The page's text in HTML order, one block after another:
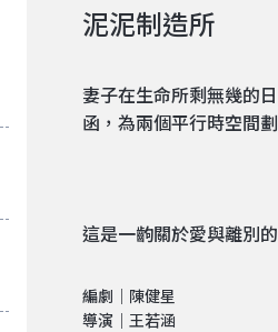
泥泥制造所
妻子在生命所剩無幾的
函，為兩個平行時空間
這是一齣關於愛與離別
編劇｜陳健星
導演｜王若涵